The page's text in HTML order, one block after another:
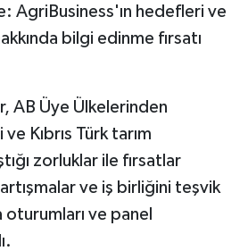
AgriBusiness'ın hedefleri ve
bilgi edinme fırsatı
AB Üye Ülkelerinden
Kıbrıs Türk tarım
zorluklar ile fırsatlar
ve iş birliğini teşvik
ve panel